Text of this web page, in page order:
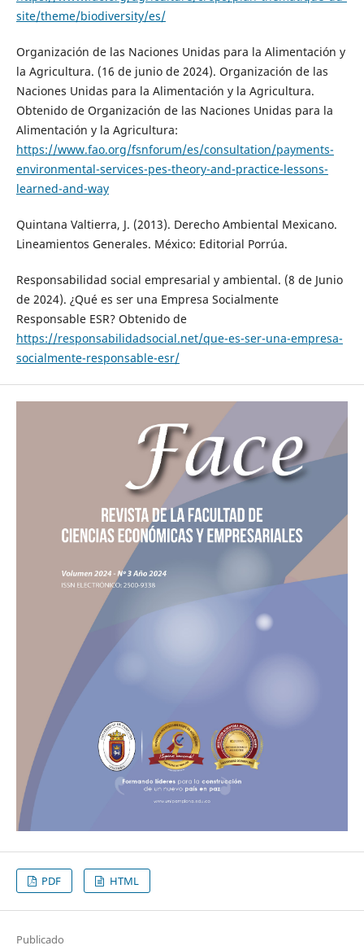
site/theme/biodiversity/es/
Organización de las Naciones Unidas para la Alimentación y
la Agricultura. (16 de junio de 2024). Organización de las
Naciones Unidas para la Alimentación y la Agricultura.
Obtenido de Organización de las Naciones Unidas para la
Alimentación y la Agricultura:
https://www.fao.org/fsnforum/es/consultation/payments-
environmental-services-pes-theory-and-practice-lessons-
learned-and-way
Quintana Valtierra, J. (2013). Derecho Ambiental Mexicano.
Lineamientos Generales. México: Editorial Porrúa.
Responsabilidad social empresarial y ambiental. (8 de Junio
de 2024). ¿Qué es ser una Empresa Socialmente
Responsable ESR? Obtenido de
https://responsabilidadsocial.net/que-es-ser-una-empresa-
socialmente-responsable-esr/
PDF HTML
Publicado